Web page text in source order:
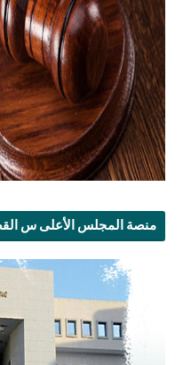
منصة المجلس الأعلى س